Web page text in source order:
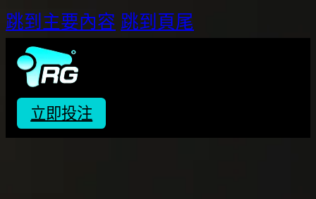
跳到主要內容 跳到頁尾
立即投注